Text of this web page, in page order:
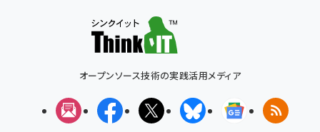
オープンソース技術の実践活用メディア
メルマガFacebookX(エックス)BlueskyGoogleニュ
RSS